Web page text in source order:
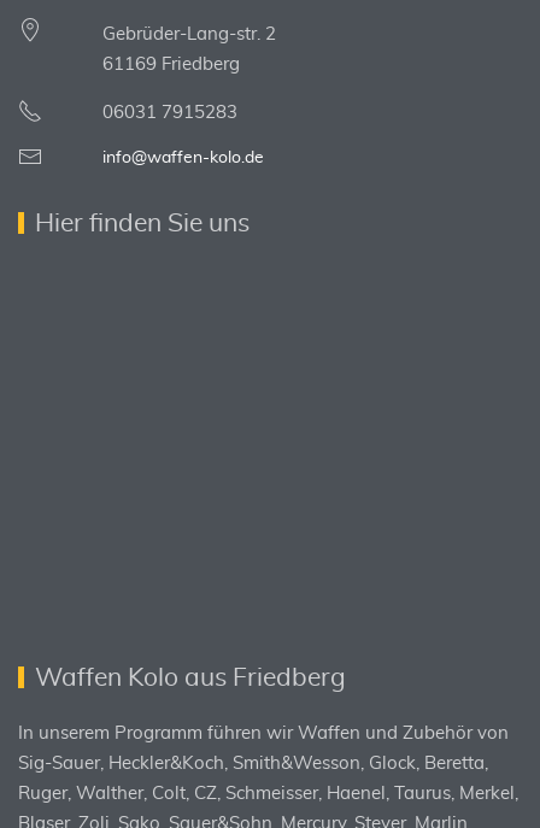
Gebrüder-Lang-str. 2
61169 Friedberg
06031 7915283
info@waffen-kolo.de
Hier finden Sie uns
Waffen Kolo aus Friedberg
In unserem Programm führen wir Waffen und Zubehör von
Sig-Sauer, Heckler&Koch, Smith&Wesson, Glock, Beretta,
Ruger, Walther, Colt, CZ, Schmeisser, Haenel, Taurus, Merkel,
Blaser, Zoli, Sako, Sauer&Sohn, Mercury, Steyer, Marlin,